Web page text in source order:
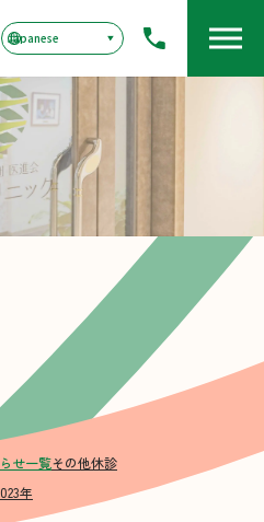
せ一覧その他休診
年